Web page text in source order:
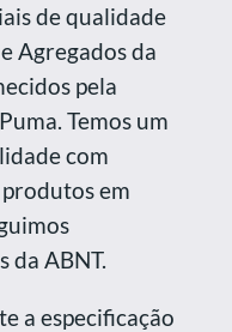
de qualidade
Agregados da
pela
Temos um
com
em
da ABNT.
a especificação